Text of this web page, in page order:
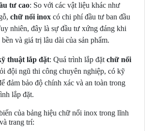
tư cao: So với các vật liệu khác như
chữ nổi inox có chi phí đầu tư ban đầu
nhiên, đây là sự đầu tư xứng đáng khi
và giá trị lâu dài của sản phẩm.
thuật lắp đặt: Quá trình lắp đặt chữ nổi
đội ngũ thi công chuyên nghiệp, có kỹ
đảm bảo độ chính xác và an toàn trong
lắp đặt.
của bảng hiệu chữ nổi inox trong lĩnh
trang trí: